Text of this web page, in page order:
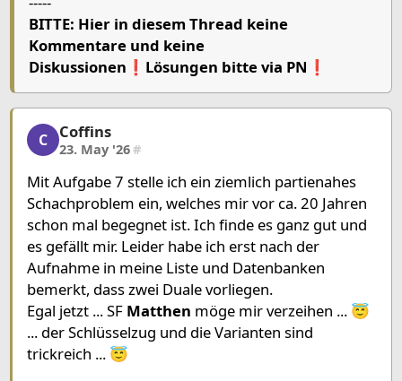
BITTE: Hier in diesem Thread keine
Kommentare und keine
Diskussionen❗Lösungen bitte via PN❗
Coffins, 2/8, 23. May '26
C Coffins
23. May '26#
Mit Aufgabe 7 stelle ich ein ziemlich partienahes
Schachproblem ein, welches mir vor ca. 20 Jahren
schon mal begegnet ist. Ich finde es ganz gut und
es gefällt mir. Leider habe ich erst nach der
Aufnahme in meine Liste und Datenbanken
bemerkt, dass zwei Duale vorliegen.
Egal jetzt ... SF Matthen möge mir verzeihen ... 😇
... der Schlüsselzug und die Varianten sind
trickreich ... 😇